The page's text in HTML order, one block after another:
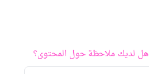
هل لديك ملاحظة حول المحتوى؟